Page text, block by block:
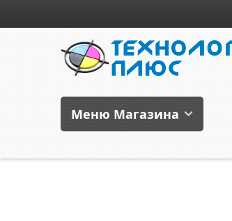
Меню Магазина